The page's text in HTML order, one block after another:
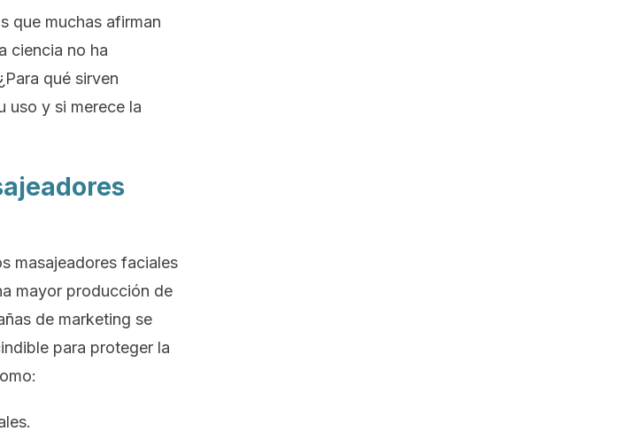
que muchas afirman
ciencia no ha
qué sirven
uso y si merece la
masajeadores faciales
mayor producción de
de marketing se
para proteger la